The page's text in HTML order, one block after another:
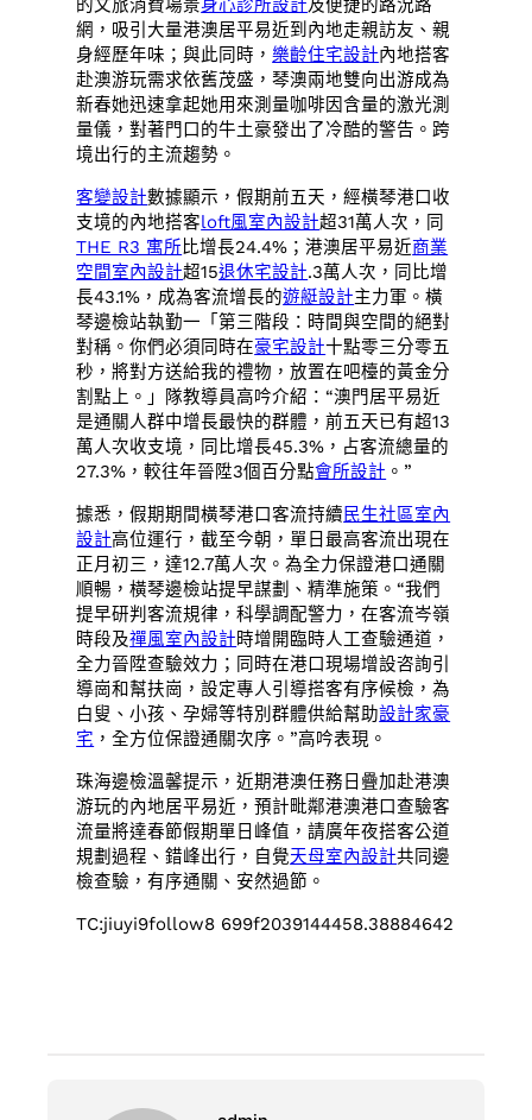
的文旅消費場景身心診所設計及便捷的路況路
網，吸引大量港澳居平易近到內地走親訪友、親
身經歷年味；與此同時，樂齡住宅設計內地搭客
赴澳游玩需求依舊茂盛，琴澳兩地雙向出游成為
新春她迅速拿起她用來測量咖啡因含量的激光測
量儀，對著門口的牛土豪發出了冷酷的警告。跨
境出行的主流趨勢。
客變設計數據顯示，假期前五天，經橫琴港口收
支境的內地搭客loft風室內設計超31萬人次，同
THE R3 寓所比增長24.4%；港澳居平易近商業
空間室內設計超15退休宅設計.3萬人次，同比增
長43.1%，成為客流增長的遊艇設計主力軍。橫
琴邊檢站執勤一「第三階段：時間與空間的絕對
對稱。你們必須同時在豪宅設計十點零三分零五
秒，將對方送給我的禮物，放置在吧檯的黃金分
割點上。」隊教導員高吟介紹：“澳門居平易近
是通關人群中增長最快的群體，前五天已有超13
萬人次收支境，同比增長45.3%，占客流總量的
27.3%，較往年晉陞3個百分點會所設計 。”
據悉，假期期間橫琴港口客流持續民生社區室內
設計高位運行，截至今朝，單日最高客流出現在
正月初三，達12.7萬人次。為全力保證港口通關
順暢，橫琴邊檢站提早謀劃、精準施策。“我們
提早研判客流規律，科學調配警力，在客流岑嶺
時段及禪風室內設計時增開臨時人工查驗通道，
全力晉陞查驗效力；同時在港口現場增設咨詢引
導崗和幫扶崗，設定專人引導搭客有序候檢，為
白叟、小孩、孕婦等特別群體供給幫助設計家豪
宅 ，全方位保證通關次序。”高吟表現。
珠海邊檢溫馨提示，近期港澳任務日疊加赴港澳
游玩的內地居平易近，預計毗鄰港澳港口查驗客
流量將達春節假期單日峰值，請廣年夜搭客公道
規劃過程、錯峰出行，自覺天母室內設計共同邊
檢查驗，有序通關、安然過節。
TC:jiuyi9follow8 699f2039144458.38884642